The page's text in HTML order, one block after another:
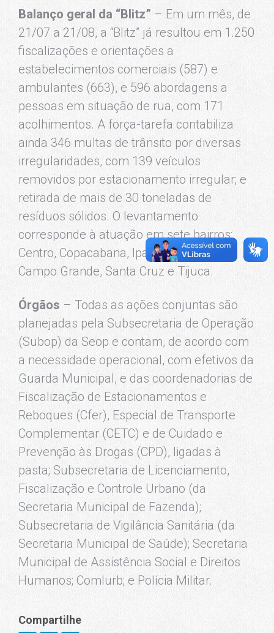
Balanço geral da “Blitz” – Em um mês, de
21/07 a 21/08, a “Blitz” já resultou em 1.250
fiscalizações e orientações a
estabelecimentos comerciais (587) e
ambulantes (663), e 596 abordagens a
pessoas em situação de rua, com 171
acolhimentos. A força-tarefa contabiliza
ainda 346 multas de trânsito por diversas
irregularidades, com 139 veículos
removidos por estacionamento irregular; e
retirada de mais de 30 toneladas de
resíduos sólidos. O levantamento
corresponde à atuação em sete bairros:
Centro, Copacabana, Ipanema, Leblon,
Campo Grande, Santa Cruz e Tijuca.
Órgãos – Todas as ações conjuntas são
planejadas pela Subsecretaria de Operação
(Subop) da Seop e contam, de acordo com
a necessidade operacional, com efetivos da
Guarda Municipal, e das coordenadorias de
Fiscalização de Estacionamentos e
Reboques (Cfer), Especial de Transporte
Complementar (CETC) e de Cuidado e
Prevenção às Drogas (CPD), ligadas à
pasta; Subsecretaria de Licenciamento,
Fiscalização e Controle Urbano (da
Secretaria Municipal de Fazenda);
Subsecretaria de Vigilância Sanitária (da
Secretaria Municipal de Saúde); Secretaria
Municipal de Assistência Social e Direitos
Humanos; Comlurb; e Polícia Militar.
Compartilhe